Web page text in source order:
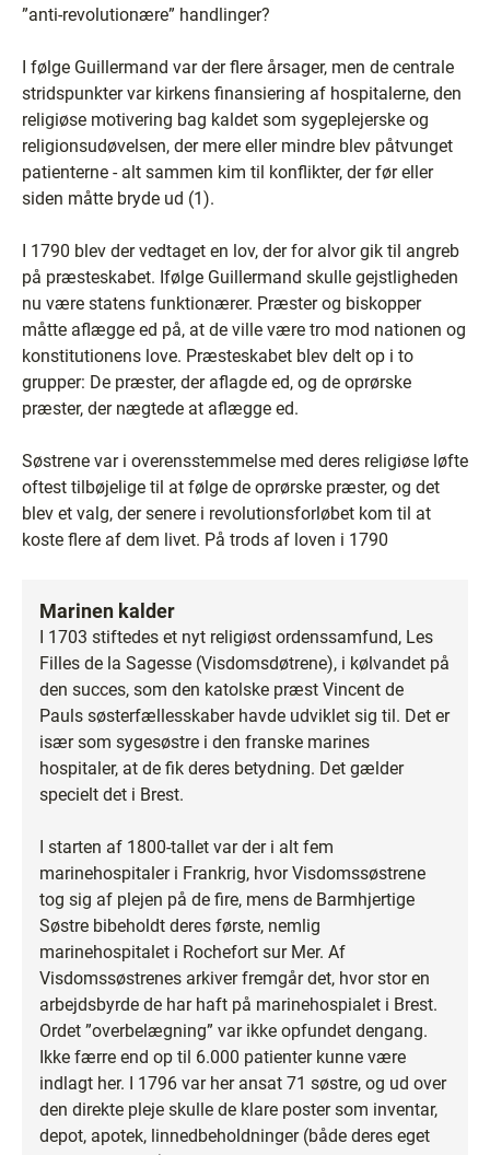
”anti-revolutionære” handlinger?
I følge Guillermand var der flere årsager, men de centrale
stridspunkter var kirkens finansiering af hospitalerne, den
religiøse motivering bag kaldet som sygeplejerske og
religionsudøvelsen, der mere eller mindre blev påtvunget
patienterne - alt sammen kim til konflikter, der før eller
siden måtte bryde ud (1).
I 1790 blev der vedtaget en lov, der for alvor gik til angreb
på præsteskabet. Ifølge Guillermand skulle gejstligheden
nu være statens funktionærer. Præster og biskopper
måtte aflægge ed på, at de ville være tro mod nationen og
konstitutionens love. Præsteskabet blev delt op i to
grupper: De præster, der aflagde ed, og de oprørske
præster, der nægtede at aflægge ed.
Søstrene var i overensstemmelse med deres religiøse løfte
oftest tilbøjelige til at følge de oprørske præster, og det
blev et valg, der senere i revolutionsforløbet kom til at
koste flere af dem livet. På trods af loven i 1790
Marinen kalder
I 1703 stiftedes et nyt religiøst ordenssamfund, Les
Filles de la Sagesse (Visdomsdøtrene), i kølvandet på
den succes, som den katolske præst Vincent de
Pauls søsterfællesskaber havde udviklet sig til. Det er
især som sygesøstre i den franske marines
hospitaler, at de fik deres betydning. Det gælder
specielt det i Brest.
I starten af 1800-tallet var der i alt fem
marinehospitaler i Frankrig, hvor Visdomssøstrene
tog sig af plejen på de fire, mens de Barmhjertige
Søstre bibeholdt deres første, nemlig
marinehospitalet i Rochefort sur Mer. Af
Visdomssøstrenes arkiver fremgår det, hvor stor en
arbejdsbyrde de har haft på marinehospialet i Brest.
Ordet ”overbelægning” var ikke opfundet dengang.
Ikke færre end op til 6.000 patienter kunne være
indlagt her. I 1796 var her ansat 71 søstre, og ud over
den direkte pleje skulle de klare poster som inventar,
depot, apotek, linnedbeholdninger (både deres eget